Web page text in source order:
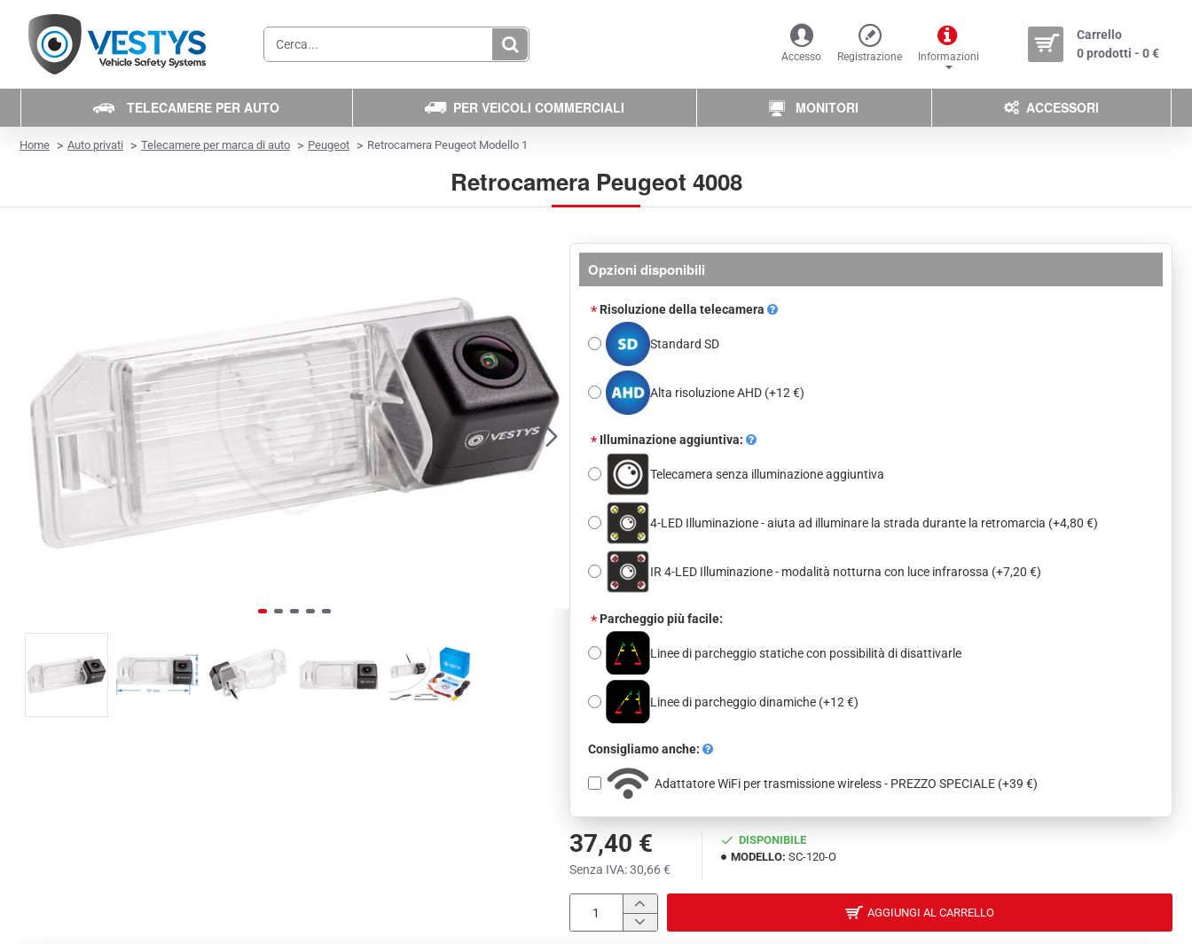
Cerca... Accesso Registrazione Informazioni
Carrello
0 prodotti - 0 €
TELECAMERE PER AUTO PER VEICOLI COMMERCIALI MONITORI ACCESSORI
Retrocamera Peugeot 4008
HomehomeAuto privati Telecamere per marca di auto Peugeot Retrocamera Peugeot Modello 1
37,40 €
Senza IVA: 30,66 €
DISPONIBILE
MODELLO: SC-120-O
Opzioni disponibili
Risoluzione della telecamera
Standard SD
Alta risoluzione AHD (+12 €)
Illuminazione aggiuntiva:
Telecamera senza illuminazione aggiuntiva
4-LED Illuminazione - aiuta ad illuminare la strada durante la retromarcia (+4,80 €)
IR 4-LED Illuminazione - modalità notturna con luce infrarossa (+7,20 €)
Parcheggio più facile:
Linee di parcheggio statiche con possibilità di disattivarle
Linee di parcheggio dinamiche (+12 €)
Consigliamo anche:
Adattatore WiFi per trasmissione wireless - PREZZO SPECIALE (+39 €)
AGGIUNGI AL CARRELLO